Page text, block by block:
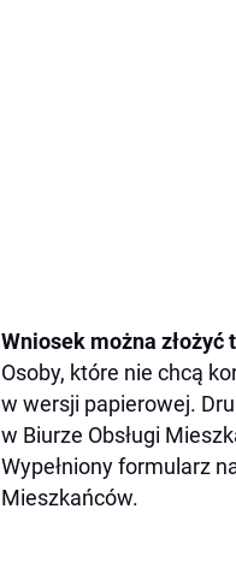
Wniosek można złożyć
Osoby, które nie chcą
w wersji papierowej.
w Biurze Obsługi
Wypełniony formularz
Mieszkańców.